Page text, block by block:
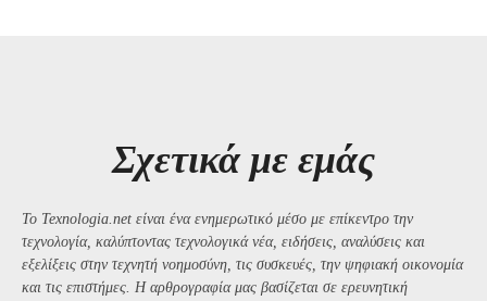
Σχετικά με εμάς
Το Texnologia.net είναι ένα ενημερωτικό μέσο με επίκεντρο την
τεχνολογία, καλύπτοντας τεχνολογικά νέα, ειδήσεις, αναλύσεις και
εξελίξεις στην τεχνητή νοημοσύνη, τις συσκευές, την ψηφιακή οικονομία
και τις επιστήμες. Η αρθρογραφία μας βασίζεται σε ερευνητική